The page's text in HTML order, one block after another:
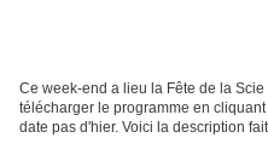
Ce week-end a lieu la Fête de la
télécharger le programme en
date pas d'hier. Voici la description